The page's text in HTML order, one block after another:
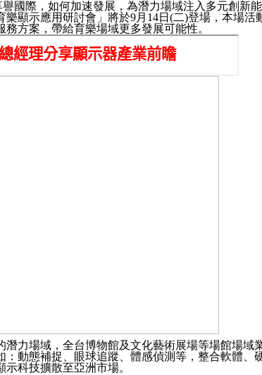
國際，如何加速發展，為潛力場域注入多元創新
樂顯示應用研討會」將於9月 14日 (二)登場，本場活
方案，帶給育樂場域更多發展可能性。
力場域，全台博物館及文化藝術展場等場館場域
：動態補捉、眼球追蹤、體感偵測等，整合軟體、
科技擴散至亞洲市場。